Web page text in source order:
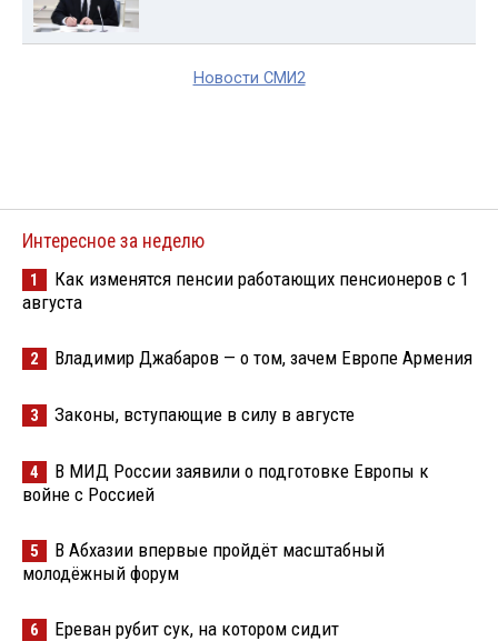
Новости СМИ2
Интересное за неделю
1
Как изменятся пенсии работающих пенсионеров с 1
августа
2 Владимир Джабаров — о том, зачем Европе Армения
3 Законы, вступающие в силу в августе
4
В МИД России заявили о подготовке Европы к
войне с Россией
5
В Абхазии впервые пройдёт масштабный
молодёжный форум
6 Ереван рубит сук, на котором сидит